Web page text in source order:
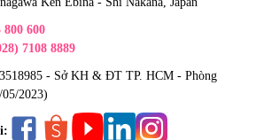
800 600
7108 8889
- Sở KH & ĐT TP. HCM - Phòng
2023)